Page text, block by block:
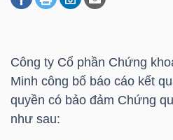
Công ty Cổ phần Chứng
Minh công bố báo cáo kết
quyền có bảo đảm Chứng
như sau:
DOANH
BẤT